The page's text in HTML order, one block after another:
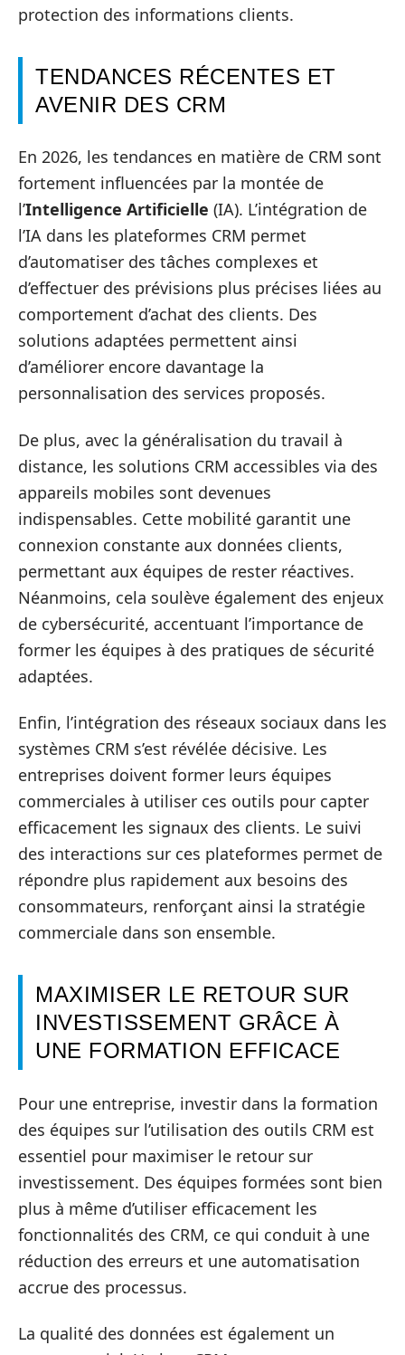
protection des informations clients.
TENDANCES RÉCENTES ET
AVENIR DES CRM
En 2026, les tendances en matière de CRM sont
fortement influencées par la montée de
l’Intelligence Artificielle (IA). L’intégration de
l’IA dans les plateformes CRM permet
d’automatiser des tâches complexes et
d’effectuer des prévisions plus précises liées au
comportement d’achat des clients. Des
solutions adaptées permettent ainsi
d’améliorer encore davantage la
personnalisation des services proposés.
De plus, avec la généralisation du travail à
distance, les solutions CRM accessibles via des
appareils mobiles sont devenues
indispensables. Cette mobilité garantit une
connexion constante aux données clients,
permettant aux équipes de rester réactives.
Néanmoins, cela soulève également des enjeux
de cybersécurité, accentuant l’importance de
former les équipes à des pratiques de sécurité
adaptées.
Enfin, l’intégration des réseaux sociaux dans les
systèmes CRM s’est révélée décisive. Les
entreprises doivent former leurs équipes
commerciales à utiliser ces outils pour capter
efficacement les signaux des clients. Le suivi
des interactions sur ces plateformes permet de
répondre plus rapidement aux besoins des
consommateurs, renforçant ainsi la stratégie
commerciale dans son ensemble.
MAXIMISER LE RETOUR SUR
INVESTISSEMENT GRÂCE À
UNE FORMATION EFFICACE
Pour une entreprise, investir dans la formation
des équipes sur l’utilisation des outils CRM est
essentiel pour maximiser le retour sur
investissement. Des équipes formées sont bien
plus à même d’utiliser efficacement les
fonctionnalités des CRM, ce qui conduit à une
réduction des erreurs et une automatisation
accrue des processus.
La qualité des données est également un